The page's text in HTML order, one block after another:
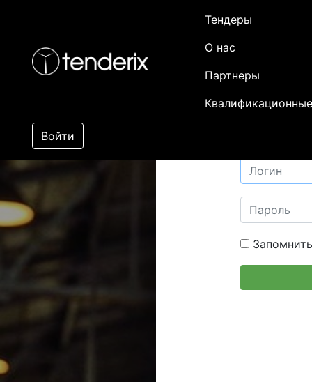
Тендеры
О нас
Партнеры
Войти